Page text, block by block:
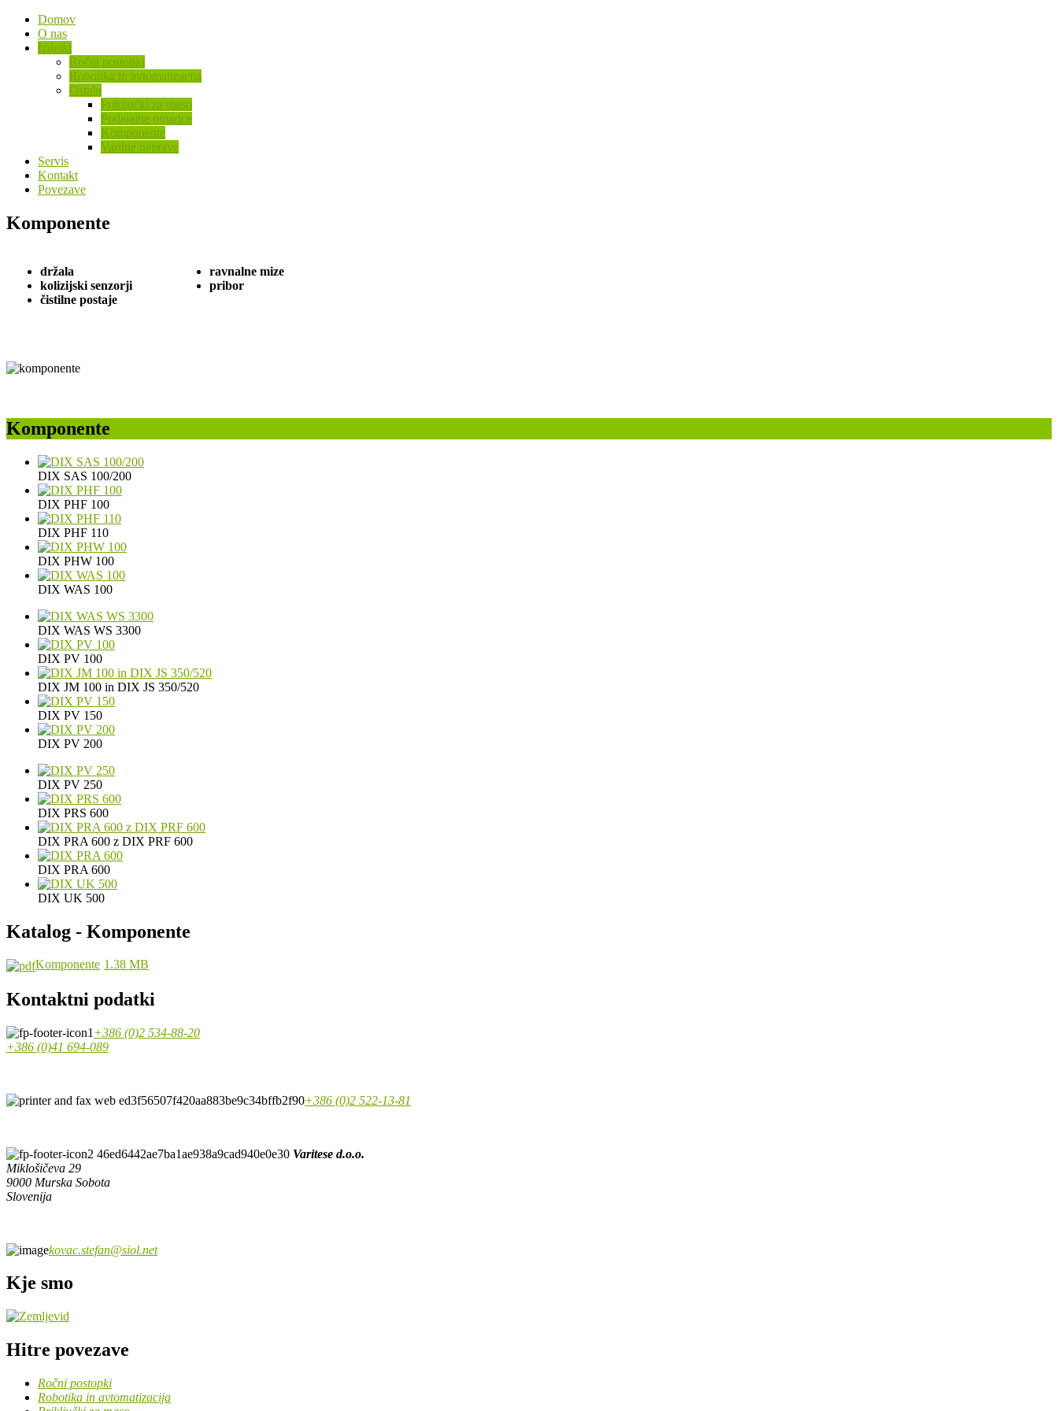
Domov
O nas
Izdelki
Ročni postopki
Robotika in avtomatizacija
Ostalo
Priključki za maso
Podajalne omarice
Komponente
Varilne naprave
Servis
Kontakt
Povezave
Komponente
držala
kolizijski senzorji
čistilne postaje
ravnalne mize
pribor
Komponente
DIX SAS 100/200
DIX PHF 100
DIX PHF 110
DIX PHW 100
DIX WAS 100
DIX WAS WS 3300
DIX PV 100
DIX JM 100 in DIX JS 350/520
DIX PV 150
DIX PV 200
DIX PV 250
DIX PRS 600
DIX PRA 600 z DIX PRF 600
DIX PRA 600
DIX UK 500
Katalog - Komponente
Komponente 1.38 MB
Kontaktni podatki
+386 (0)2 534-88-20
+386 (0)41 694-089
+386 (0)2 522-13-81
Varitese d.o.o.
Miklošičeva 29
9000 Murska Sobota
Slovenija
kovac.stefan@siol.net
Kje smo
Hitre povezave
Ročni postopki
Robotika in avtomatizacija